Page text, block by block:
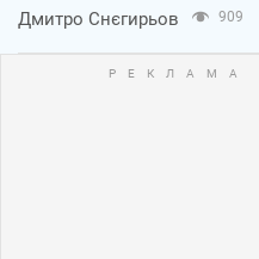
Дмитро Снєгирьов 909